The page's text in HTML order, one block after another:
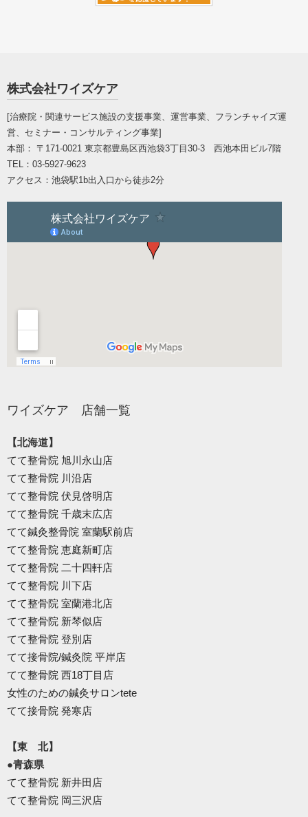
株式会社ワイズケア
[治療院・関連サービス施設の支援事業、運営事業、フランチャイズ運
営、セミナー・コンサルティング事業]
本部： 〒171-0021 東京都豊島区西池袋3丁目30-3 西池本田ビル7階
TEL： 03-5927-9623
アクセス： 池袋駅1b出入口から徒歩2分
ワイズケア 店舗一覧
【北海道】
てて整骨院 旭川永山店
てて整骨院 川沿店
てて整骨院 伏見啓明店
てて整骨院 千歳末広店
てて鍼灸整骨院 室蘭駅前店
てて整骨院 恵庭新町店
てて整骨院 二十四軒店
てて整骨院 川下店
てて整骨院 室蘭港北店
てて整骨院 新琴似店
てて整骨院 登別店
てて接骨院/鍼灸院 平岸店
てて整骨院 西18丁目店
女性のための鍼灸サロンtete
てて接骨院 発寒店
【東 北】
●青森県
てて整骨院 新井田店
てて整骨院 岡三沢店